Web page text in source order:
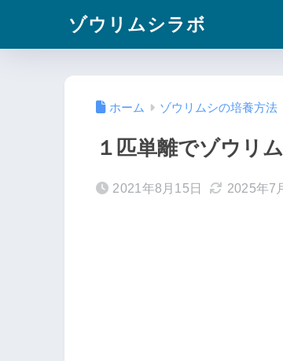
ゾウリムシラボ
ホーム ゾウリムシの培養方法
１匹単離でゾウリ
2021年8月15日 2025年7